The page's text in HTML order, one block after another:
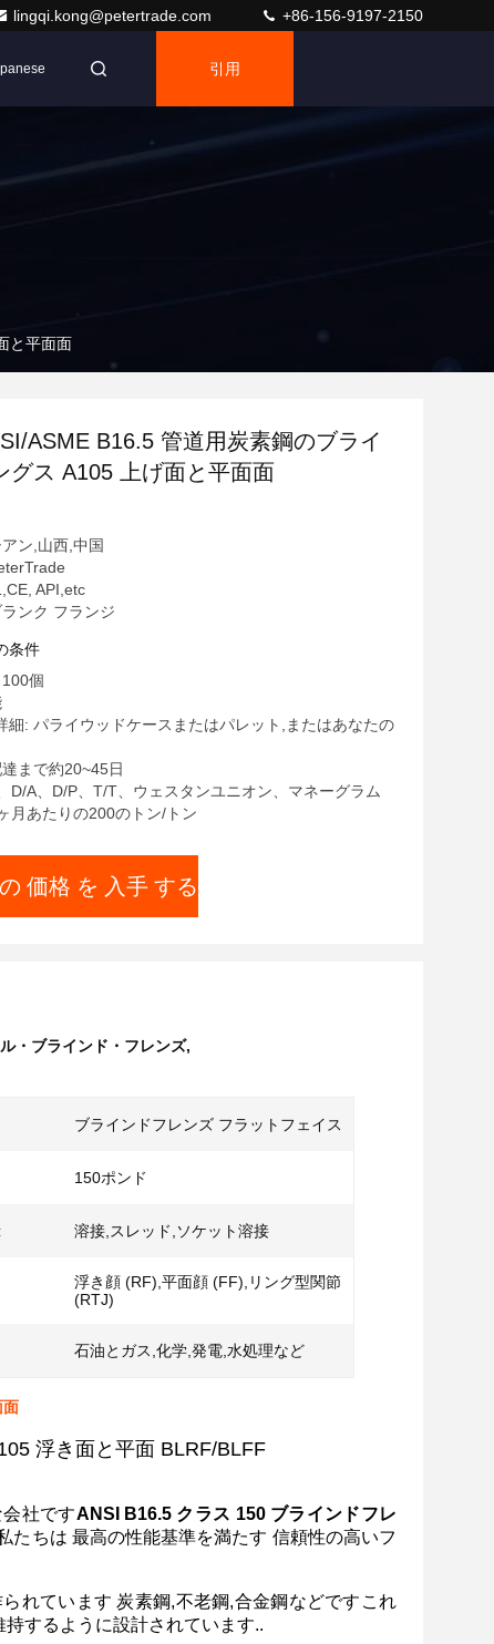
lingqi.kong@petertrade.com +86-156-9197-2150
引用
と平面面
ASME B16.5 管道用炭素鋼のブライ
グス A105 上げ面と平面面
ン,山西,中国
API,etc
ンク フランジ
条件
個
細: パライウッドケースまたはパレット,またはあなたの
まで約20~45日
D/A、D/P、T/T、ウェスタンユニオン、マネーグラム
月あたりの200のトン/トン
価格 を 入手 する
・ブラインド・フレンズ,
ブラインドフレンズ フラットフェイス
150ポンド
溶接,スレッド,ソケット溶接
浮き顔 (RF),平面顔 (FF),リング型関節
(RTJ)
石油とガス,化学,発電,水処理など
面
浮き面と平面 BLRF/BLFF
社ですANSI B16.5 クラス 150 ブラインドフレ
たちは 最高の性能基準を満たす 信頼性の高いフ
れています 炭素鋼,不老鋼,合金鋼などですこれ
するように設計されています..